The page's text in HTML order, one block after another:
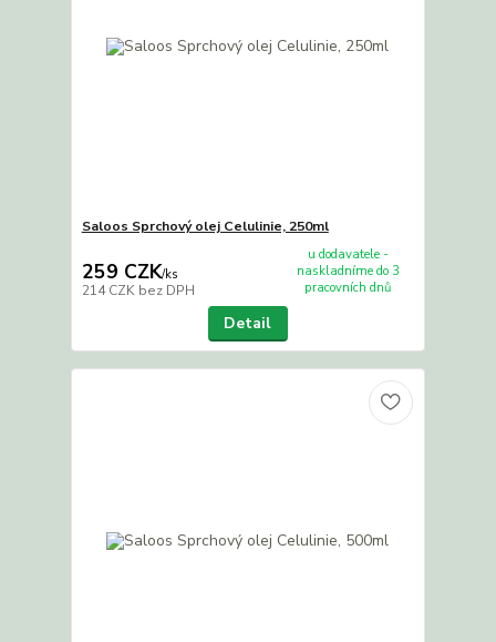
Saloos Sprchový olej Celulinie, 250ml
259 CZK/ks
214 CZK bez DPH
u dodavatele -
naskladníme do 3
pracovních dnů
Detail